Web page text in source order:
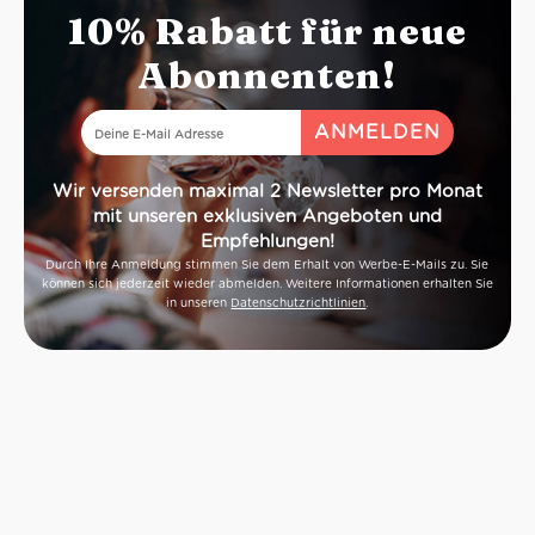
10% Rabatt für neue
Abonnenten!
Wir versenden maximal 2 Newsletter pro Monat
mit unseren exklusiven Angeboten und
Empfehlungen!
Durch Ihre Anmeldung stimmen Sie dem Erhalt von Werbe-E-Mails zu. Sie
können sich jederzeit wieder abmelden. Weitere Informationen erhalten Sie
in unseren Datenschutzrichtlinien